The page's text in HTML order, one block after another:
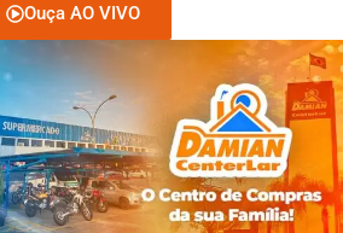
Ouça AO VIVO